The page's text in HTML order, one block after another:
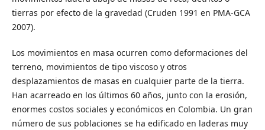
tierras por efecto de la gravedad (Cruden 1991 en PMA-GCA
2007).
Los movimientos en masa ocurren como deformaciones del
terreno, movimientos de tipo viscoso y otros
desplazamientos de masas en cualquier parte de la tierra.
Han acarreado en los últimos 60 años, junto con la erosión,
enormes costos sociales y económicos en Colombia. Un gran
número de sus poblaciones se ha edificado en laderas muy